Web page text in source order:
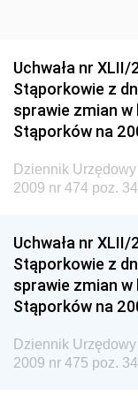
Dziennik
Materiałów
Dziennik
Dziennik
Środowiska
Dziennik
Dziennik
Gospodarki
Dziennik
Gospodarki
Dziennik
Uchwała nr
Stąporkowie z
sprawie zmian w
Stąporków na
Dziennik
2009 nr 474 poz.
Uchwała nr
Stąporkowie z
sprawie zmian w
Stąporków na
Dziennik
2009 nr 475 poz.